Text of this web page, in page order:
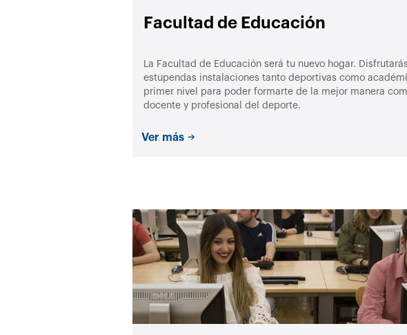
Facultad de Educación
La Facultad de Educación será tu nuevo hogar.
estupendas instalaciones tanto deportivas como
primer nivel para poder formarte de la mejor manera
docente y profesional del deporte.
Ver más